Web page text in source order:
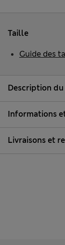
Description
Informations
Livraisons et
Taille
Guide des